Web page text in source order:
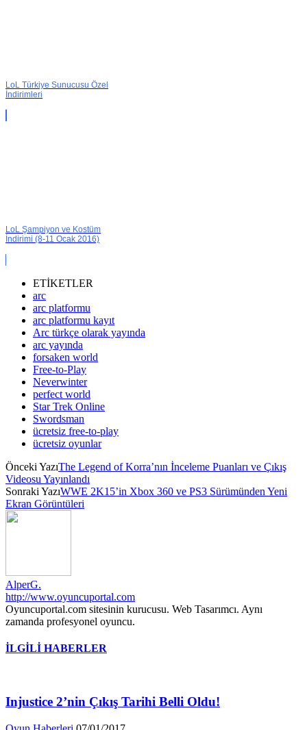
LoL Türkiye Sunucusu Özel
İndirimleri
LoL Şampiyon ve Kostüm
İndirimi (8-11 Ocak 2016)
ETİKETLER
arc
arc platformu
arc platformu kayıt
Arc türkçe olarak yayında
arc yayında
forsaken world
Free-to-Play
Neverwinter
perfect world
Star Trek Online
Swordsman
ücretsiz free-to-play
ücretsiz oyunlar
Önceki YazıThe Legend of Korra’nın İnceleme Puanları ve Çıkış
Videosu Yayınlandı
Sonraki YazıWWE 2K15’in Xbox 360 ve PS3 Sürümünden Yeni
Ekran Görüntüleri
AlperG.
http://www.oyuncuportal.com
Oyuncuportal.com sitesinin kurucusu. Web Tasarımcı. Aynı
zamanda profesyonel oyuncu.
İLGİLİ HABERLER
Injustice 2’nin Çıkış Tarihi Belli Oldu!